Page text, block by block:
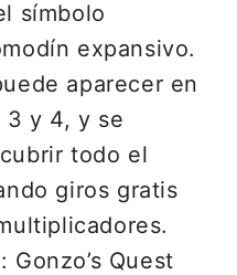
símbolo
expansivo.
aparecer en
3 y 4, y se
todo el
giros gratis
Gonzo’s Quest